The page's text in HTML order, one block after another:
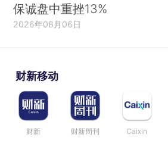
保诚盘中重挫13%
2026年08月06日
财新移动
财新 财新周刊 Caixin